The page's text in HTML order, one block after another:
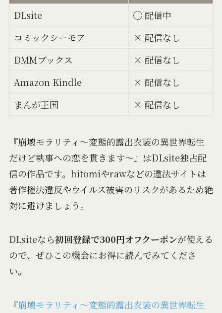
DLsite
◯ 配信中
コミックシーモア
× 配信なし
DMMブックス
× 配信なし
Amazon Kindle
× 配信なし
まんが王国
× 配信なし
『崩壊モラリティ～変態的露出衣装の異世界転生
だけど執事への恋を貫きます～』はDLsite独占配
信の作品です。hitomiやrawなどの違法サイトは
著作権法違反やウイルス被害のリスクがあるため絶
対に避けましょう。
DLsiteなら初回登録で300円オフクーポンが使える
ので、ぜひこの機会にお得に読んでみてくださ
い。
『崩壊モラリティ～変態的露出衣装の異世界転生